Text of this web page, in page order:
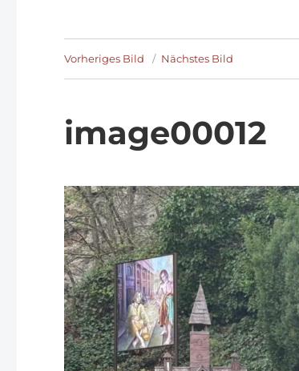
Vorheriges Bild Nächstes Bild
image00012